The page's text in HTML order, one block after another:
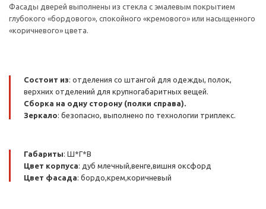
Фасады дверей выполнены из стекла с эмалевым покрытием
глубокого «бордового», спокойного «кремового» или насыщенного
«коричневого» цвета.
Состоит из: отделения со штангой для одежды, полок,
верхних отделений для крупногабаритных вещей.
Сборка на одну сторону (полки справа).
Зеркало: безопасно, выполнено по технологии триплекс.
Габариты: Ш*Г*В
Цвет корпуса: дуб млечный,венге,вишня оксфорд
Цвет фасада: бордо,крем,коричневый